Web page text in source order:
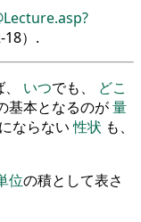
18）.
いつでも、 どこ
基本となるのが量
ならない性状 も、
位の積として表さ